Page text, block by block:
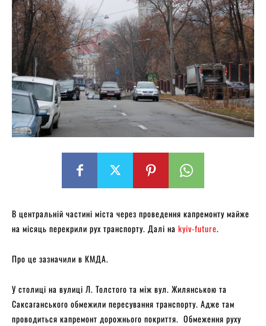
В центральній частині міста через проведення капремонту майже
на місяць перекрили рух транспорту. Далі на kyiv-future.
Про це зазначили в КМДА.
У столиці на вулиці Л. Толстого та між вул. Жилянською та
Саксаганського обмежили пересування транспорту. Адже там
проводиться капремонт дорожнього покриття. Обмеження руху